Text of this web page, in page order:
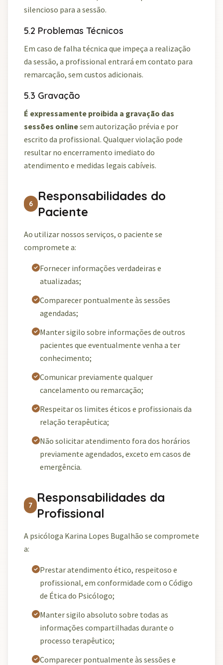
silencioso para a sessão.
5.2 Problemas Técnicos
Em caso de falha técnica que impeça a realização
da sessão, a profissional entrará em contato para
remarcação, sem custos adicionais.
5.3 Gravação
É expressamente proibida a gravação das
sessões onlinesem autorização prévia e por
escrito da profissional. Qualquer violação pode
resultar no encerramento imediato do
atendimento e medidas legais cabíveis.
6
Responsabilidades do
Paciente
Ao utilizar nossos serviços, o paciente se
compromete a:
Fornecer informações verdadeiras e
atualizadas;
Comparecer pontualmente às sessões
agendadas;
Manter sigilo sobre informações de outros
pacientes que eventualmente venha a ter
conhecimento;
Comunicar previamente qualquer
cancelamento ou remarcação;
Respeitar os limites éticos e profissionais da
relação terapêutica;
Não solicitar atendimento fora dos horários
previamente agendados, exceto em casos de
emergência.
7
Responsabilidades da
Profissional
A psicóloga Karina Lopes Bugalhão se compromete
a:
Prestar atendimento ético, respeitoso e
profissional, em conformidade com o Código
de Ética do Psicólogo;
Manter sigilo absoluto sobre todas as
informações compartilhadas durante o
processo terapêutico;
Comparecer pontualmente às sessões e